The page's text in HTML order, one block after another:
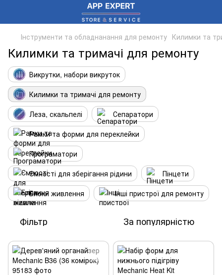
Інструменти та обладнанання для ремонту Килимки та
Килимки та тримачі для ремонту
Викрутки, набори викруток
Килимки та тримачі для ремонту
Леза, скальпелі
Сепаратори
Рамки та форми для переклейки
Програматори
Ємності для зберігання рідини
Пінцети
Блоки живлення
Інші пристрої для ремонту
Фільтр За популярністю